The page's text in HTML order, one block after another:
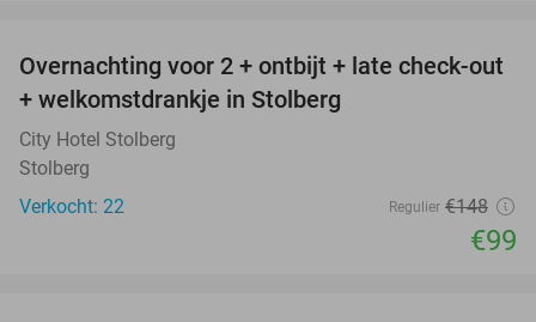
33%
Overnachting voor 2 + ontbijt + late check-out
+ welkomstdrankje in Stolberg
City Hotel Stolberg
Stolberg
Verkocht: 22
Regulier €148
€99